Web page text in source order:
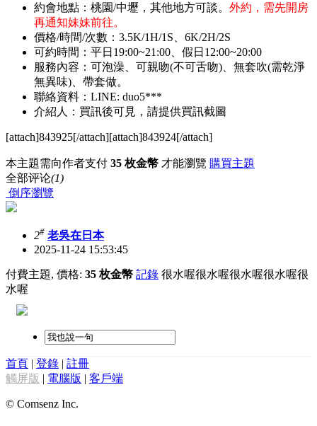
約會地點：桃園/中壢，其他地方可談。 外約，需先開房
再通知妹妹前往。
價格/時間/次數：3.5K/1H/1S、6K/2H/2S
可約時間：平日19:00~21:00、假日12:00~20:00
服務內容：可泡澡、可親吻(不可舌吻)、無套吹(需乾淨
無異味)、帶套做。
聯絡資料：LINE: duo5***
介紹人：買訊後可見，請提供買訊截圖
[attach]843925[/attach][attach]843924[/attach]
本主題需向作者支付 35 枚金幣 才能瀏覽 購買主題
全部评论(1)
倒序瀏覽
2# 老吳在日本
2025-11-24 15:53:45
付費主題, 價格: 35 枚金幣 記錄 很水喔很水喔很水喔很水喔很
水喔
首頁 登錄
註冊
觸屏版
電腦版 客戶端
© Comsenz Inc.